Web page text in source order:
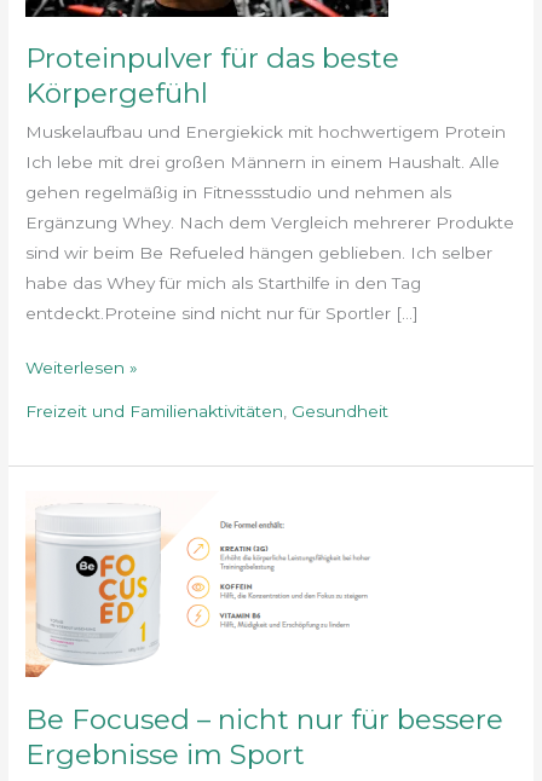
Proteinpulver für das beste
Körpergefühl
Muskelaufbau und Energiekick mit hochwertigem Protein
Ich lebe mit drei großen Männern in einem Haushalt. Alle
gehen regelmäßig in Fitnessstudio und nehmen als
Ergänzung Whey. Nach dem Vergleich mehrerer Produkte
sind wir beim Be Refueled hängen geblieben. Ich selber
habe das Whey für mich als Starthilfe in den Tag
entdeckt.Proteine sind nicht nur für Sportler […]
Weiterlesen »
Freizeit und Familienaktivitäten Gesundheit
Be Focused – nicht nur für bessere
Ergebnisse im Sport
Be
Focused
–
nur
für
Ergebnisse
im